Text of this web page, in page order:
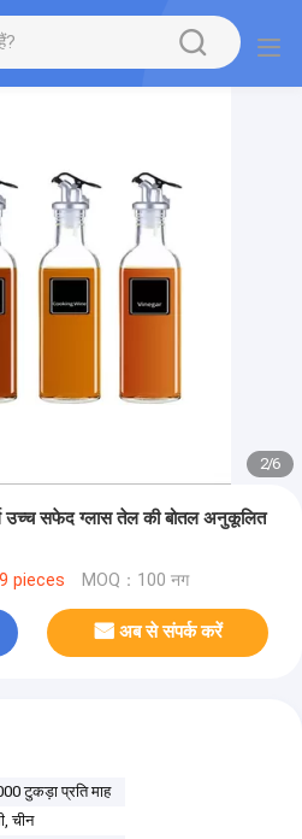
2/6
उच्च सफेद ग्लास तेल की बोतल अनुकूलित
pieces MOQ：100 नग
अब से संपर्क करें
टुकड़ा प्रति माह
चीन